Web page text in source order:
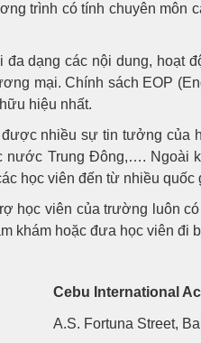
trình có tính chuyên môn
đa dạng các nội dung, hoạt
mại. Chính sách EOP
hiệu nhất.
nhiều sự tin tưởng của
nước Trung Đông,…. Ngoài
học viên đến từ nhiều quốc
học viên của trường luôn
khám hoặc đưa học viên đi
Cebu International
A.S. Fortuna Street,